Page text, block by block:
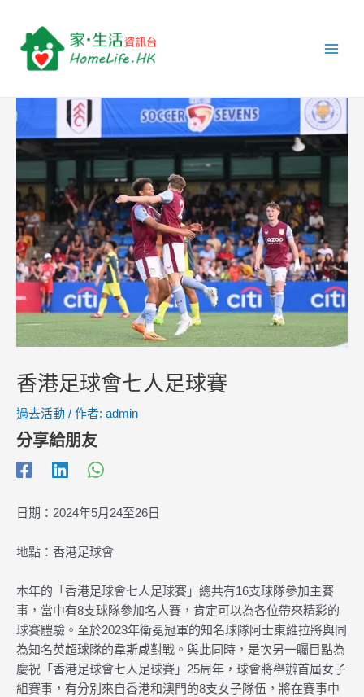
香港足球會七人足球賽
過去活動 / 作者: admin
分享給朋友
日期：2024年5月24至26日
地點：香港足球會
本年的「香港足球會七人足球賽」總共有16支球隊參加主賽
事，當中有8支球隊參加名人賽，肯定可以為各位帶來精彩的
球賽體驗。至於2023年衛冕冠軍的知名球隊阿士東維拉將與同
為知名英超球隊的韋斯咸對戰。與此同時，是次另一矚目點為
慶祝「香港足球會七人足球賽」25周年，球會將舉辦首屆女子
組賽事，有分別來自香港和澳門的8支女子隊伍，將在賽事中
navigation